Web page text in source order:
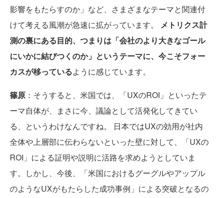
影響をもたらすのか」など、さまざまなテーマと関連付
けて考える風潮が急速に拡がっています。 メトリクス計
測の裏にある目的、つまりは「会社のより大きなゴール
にいかに結びつくのか」というテーマに、今こそフォー
カスが移っているように感じています。
篠原 ：そうすると、米国では、「UXのROI」といったテ
ーマ自体が、まさに今、議論として活発化してきてい
る、というわけなんですね。 日本ではUXの効用が社内
全体や上層部に伝わらないといった壁に対して、「UXの
ROI」による証明や説明に活路を求めようとしていま
す。しかし、今後、「米国におけるグーグルやアップル
のようなUXがもたらした成功事例」による突破となるの